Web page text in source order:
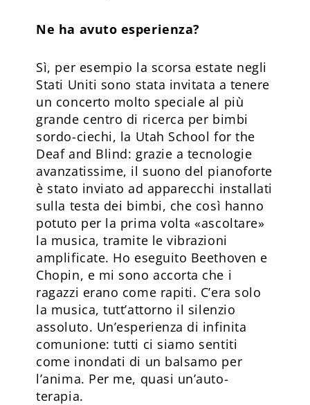
Ne ha avuto esperienza?
Sì, per esempio la scorsa estate negli
Stati Uniti sono stata invitata a tenere
un concerto molto speciale al più
grande centro di ricerca per bimbi
sordo-ciechi, la Utah School for the
Deaf and Blind: grazie a tecnologie
avanzatissime, il suono del pianoforte
è stato inviato ad apparecchi installati
sulla testa dei bimbi, che così hanno
potuto per la prima volta «ascoltare»
la musica, tramite le vibrazioni
amplificate. Ho eseguito Beethoven e
Chopin, e mi sono accorta che i
ragazzi erano come rapiti. C’era solo
la musica, tutt’attorno il silenzio
assoluto. Un’esperienza di infinita
comunione: tutti ci siamo sentiti
come inondati di un balsamo per
l’anima. Per me, quasi un’auto-
terapia.